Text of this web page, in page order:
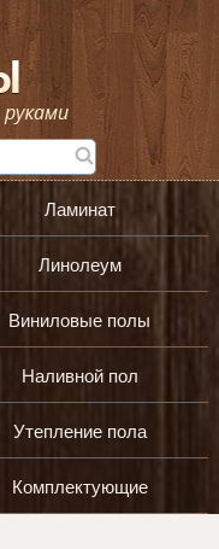
Ламинат
Линолеум
Виниловые полы
Наливной пол
Утепление пола
Комплектующие